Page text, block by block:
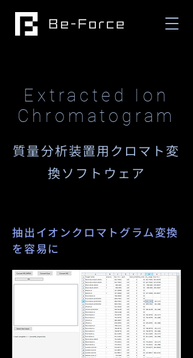
Extracted Ion
Chromatogram
​質量分析装置用クロマト変
換ソフトウェア
抽出イオンクロマトグラム変換
​を容易に